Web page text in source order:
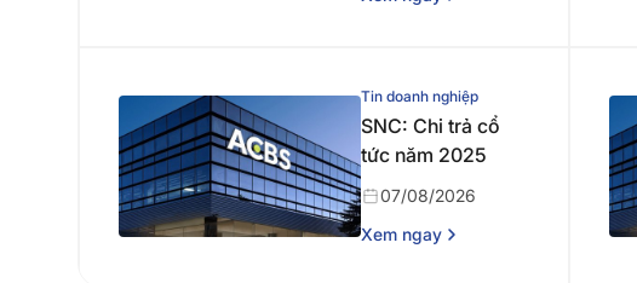
Tin doanh nghiệp
SNC: Chi trả cổ
tức năm 2025
07/08/2026
Xem ngay